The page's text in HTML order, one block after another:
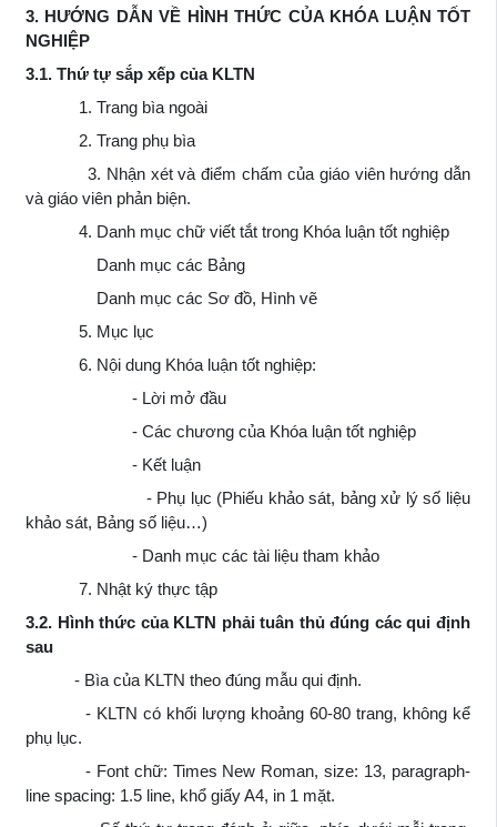
3. HƯỚNG DẪN VỀ HÌNH THỨC CỦA KHÓA LUẬN TỐT
NGHIỆP
3.1. Thứ tự sắp xếp của KLTN
1. Trang bìa ngoài
2. Trang phụ bìa
3. Nhận xét và điểm chấm của giáo viên hướng dẫn
và giáo viên phản biện.
4. Danh mục chữ viết tắt trong Khóa luận tốt nghiệp
Danh mục các Bảng
Danh mục các Sơ đồ, Hình vẽ
5. Mục lục
6. Nội dung Khóa luận tốt nghiệp:
- Lời mở đầu
- Các chương của Khóa luận tốt nghiệp
- Kết luận
- Phụ lục (Phiếu khảo sát, bảng xử lý số liệu
khảo sát, Bảng số liệu…)
- Danh mục các tài liệu tham khảo
7. Nhật ký thực tập
3.2. Hình thức của KLTN phải tuân thủ đúng các qui định
sau
- Bìa của KLTN theo đúng mẫu qui định.
- KLTN có khối lượng khoảng 60-80 trang, không kể
phụ lục.
- Font chữ: Times New Roman, size: 13, paragraph-
line spacing: 1.5 line, khổ giấy A4, in 1 mặt.